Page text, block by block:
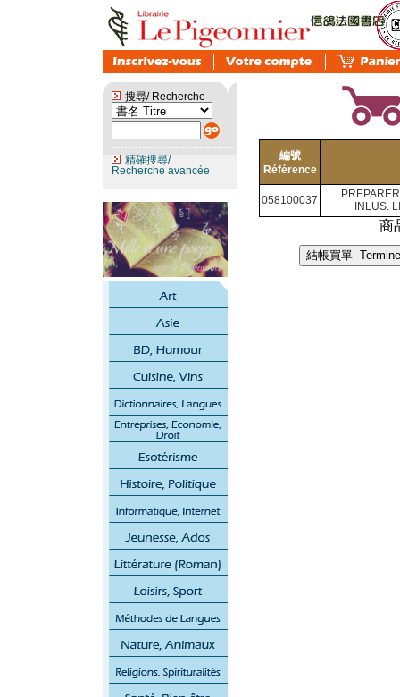
搜尋/ Recherche
精確搜尋/
Recherche avancée
編號
Référence
058100037
INLUS.
商